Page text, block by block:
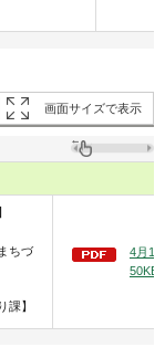
画面サイズで表示
ちづ
】
4月
50KB